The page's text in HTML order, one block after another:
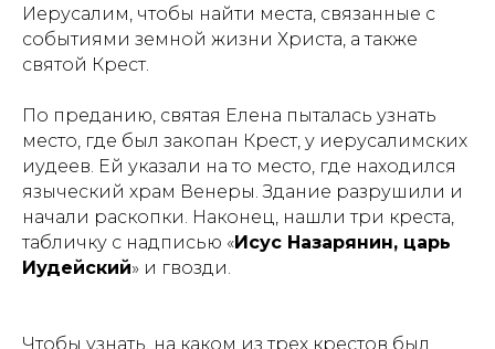
Иерусалим, чтобы найти места, связанные с
событиями земной жизни Христа, а также
святой Крест.
По преданию, святая Елена пыталась узнать
место, где был закопан Крест, у иерусалимских
иудеев. Ей указали на то место, где находился
языческий храм Венеры. Здание разрушили и
начали раскопки. Наконец, нашли три креста,
табличку с надписью «Исус Назарянин, царь
Иудейский» и гвозди.
Чтобы узнать, на каком из трех крестов был